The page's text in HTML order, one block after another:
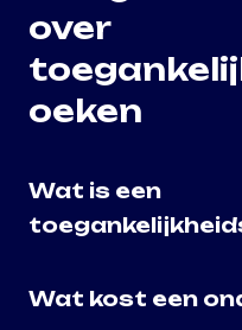
over
oeken
Wat is een
Wat kost een